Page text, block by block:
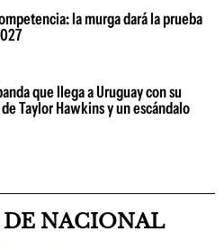
la murga dará la prueba
que llega a Uruguay con su
Taylor Hawkins y un escándalo
NACIONAL